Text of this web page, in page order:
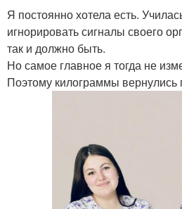
Я постоянно хотела есть.
игнорировать сигналы своего
так и должно быть.
Но самое главное я тогда не
Поэтому килограммы вернулись